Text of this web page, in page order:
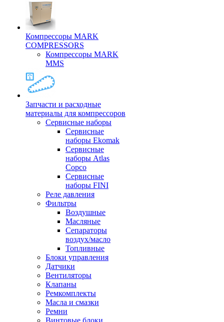
Компрессоры MARK
COMPRESSORS
Компрессоры MARK
MMS
Запчасти и расходные
материалы для компрессоров
Cервисные наборы
Сервисные
наборы Ekomak
Cервисные
наборы Atlas
Copco
Сервисные
наборы FINI
Реле давления
Фильтры
Воздушные
Масляные
Сепараторы
воздух/масло
Топливные
Блоки управления
Датчики
Вентиляторы
Клапаны
Ремкомплекты
Масла и смазки
Ремни
Винтовые блоки